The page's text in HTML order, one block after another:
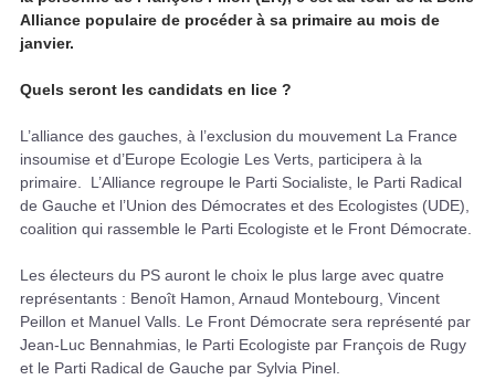
Alliance populaire de procéder à sa primaire au mois de
janvier.
Quels seront les candidats en lice ?
L’alliance des gauches, à l’exclusion du mouvement La France
insoumise et d’Europe Ecologie Les Verts, participera à la
primaire. L’Alliance regroupe le Parti Socialiste, le Parti Radical
de Gauche et l’Union des Démocrates et des Ecologistes (UDE),
coalition qui rassemble le Parti Ecologiste et le Front Démocrate.
Les électeurs du PS auront le choix le plus large avec quatre
représentants : Benoît Hamon, Arnaud Montebourg, Vincent
Peillon et Manuel Valls. Le Front Démocrate sera représenté par
Jean-Luc Bennahmias, le Parti Ecologiste par François de Rugy
et le Parti Radical de Gauche par Sylvia Pinel.